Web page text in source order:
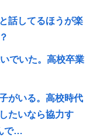
話してるほうが楽
でいた。高校卒業
がいる。高校時代
たいなら協力す
で…